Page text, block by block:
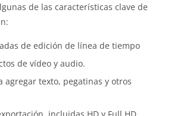
de las características clave de
de edición de línea de tiempo
de vídeo y audio.
agregar texto, pegatinas y otros
incluidas HD y Full HD